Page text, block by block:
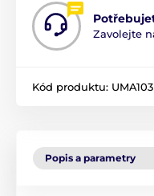
Zavolejte
Kód produktu: UMA103
Popis a parametry